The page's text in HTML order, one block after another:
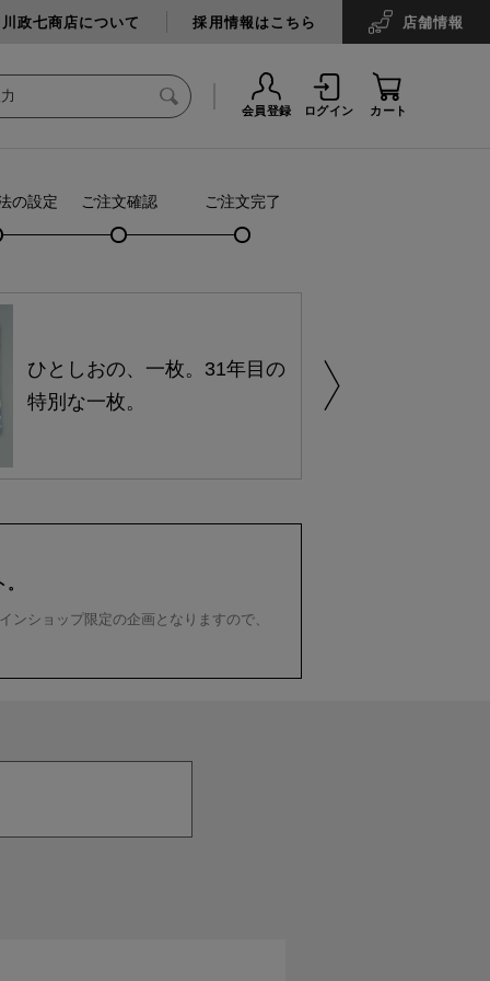
政七商店について 採用情報はこちら 店舗情報
会員登録 ログイン カート
の設定 ご注文確認 ご注文完了
ひとしおの、一枚。31年目の
特別な一枚。
ショップ限定の企画となりますので、